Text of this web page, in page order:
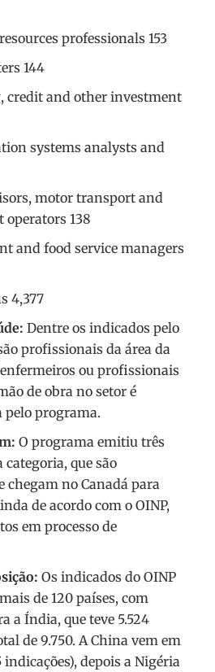
professionals 153
144
credit and other investment
systems analysts and
motor transport and
138
and food service managers
4,377
Dentre os indicados pelo
profissionais da área da
ou profissionais
de obra no setor é
pelo programa.
O programa emitiu três
categoria, que são
chegam no Canadá para
de acordo com o OINP,
em processo de
Os indicados do OINP
de 120 países, com
a Índia, que teve 5.524
de 9.750. A China vem em
indicações), depois a Nigéria